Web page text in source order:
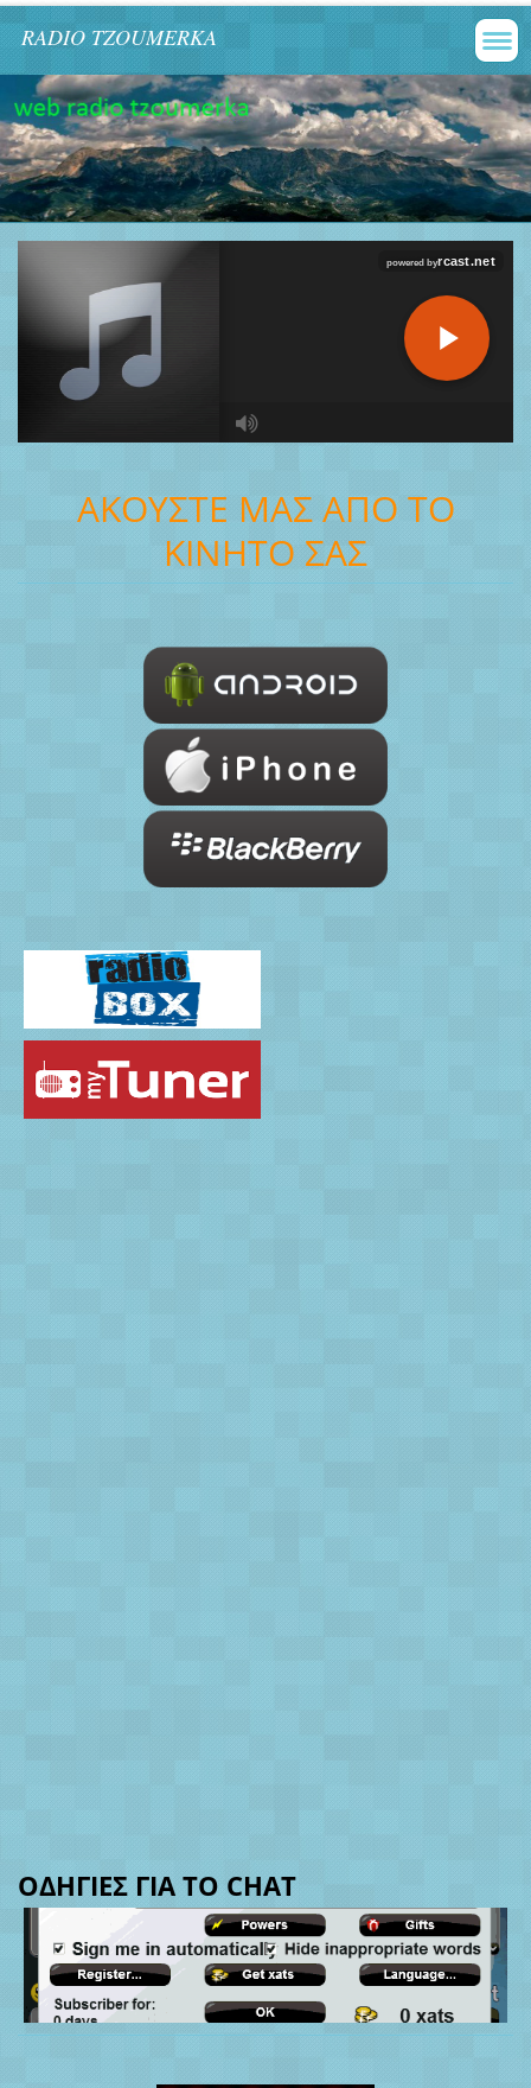
RADIO TZOUMERKA
ΑΚΟΥΣΤΕ ΜΑΣ ΑΠΟ ΤΟ
ΚΙΝΗΤΟ ΣΑΣ
ΟΔΗΓΙΕΣ ΓΙΑ ΤΟ CHAT